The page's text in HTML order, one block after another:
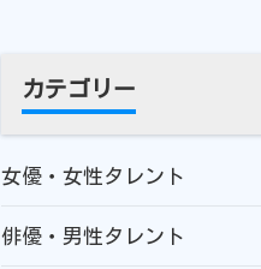
カテゴリー
女優・女性タレント
俳優・男性タレント